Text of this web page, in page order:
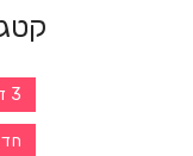
3 דקות עם..